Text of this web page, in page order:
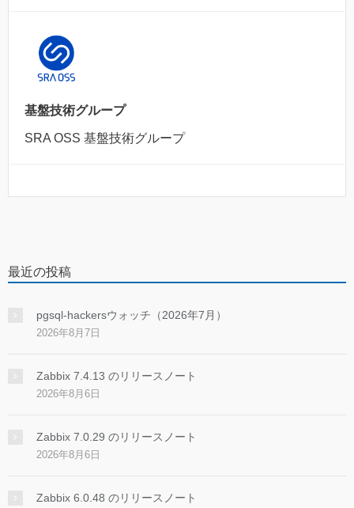
基盤技術グループ
SRA OSS 基盤技術グループ
最近の投稿
pgsql-hackersウォッチ（2026年7月）
2026年8月7日
Zabbix 7.4.13 のリリースノート
2026年8月6日
Zabbix 7.0.29 のリリースノート
2026年8月6日
Zabbix 6.0.48 のリリースノート